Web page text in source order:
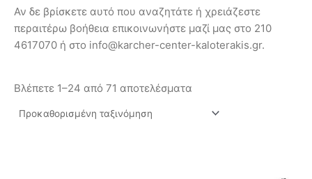
Αν δε βρίσκετε αυτό που αναζητάτε ή χρειάζεστε
περαιτέρω βοήθεια επικοινωνήστε μαζί μας στο 210
4617070 ή στο info@karcher-center-kaloterakis.gr.
Βλέπετε 1–24 από 71 αποτελέσματα